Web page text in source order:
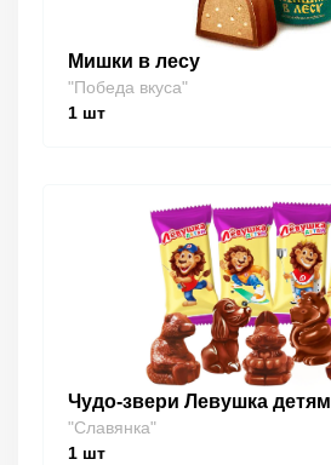
Мишки в лесу
"Победа вкуса"
1 шт
Чудо-звери Левушка детям
"Славянка"
1 шт